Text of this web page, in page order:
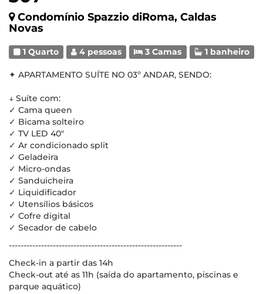
Condomínio Spazzio diRoma, Caldas
Novas
1 Quarto 4 pessoas 3 Camas 1 banheiro
✦ APARTAMENTO SUÍTE NO 03º ANDAR, SENDO:
↓ Suíte com:
✓ Cama queen
✓ Bicama solteiro
✓ TV LED 40"
✓ Ar condicionado split
✓ Geladeira
✓ Micro-ondas
✓ Sanduicheira
✓ Liquidificador
✓ Utensílios básicos
✓ Cofre digital
✓ Secador de cabelo
-----------------------------------------------------------
Check-in a partir das 14h
Check-out até as 11h (saída do apartamento, piscinas e
parque aquático)